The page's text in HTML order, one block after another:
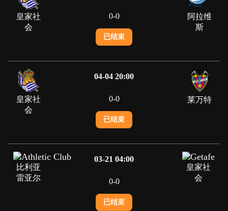
皇家社
会
0-0
阿拉维
斯
已结束
04-04 20:00
皇家社
会
0-0 莱万特
已结束
03-21 04:00
比利亚
雷亚尔
0-0
皇家社
会
已结束